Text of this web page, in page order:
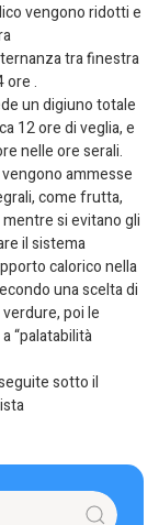
vengono ridotti e
tra finestra
ore .
un digiuno totale
12 ore di veglia, e
nelle ore serali.
ammesse
come frutta,
si evitano gli
il sistema
calorico nella
una scelta di
poi le
“palatabilità
sotto il